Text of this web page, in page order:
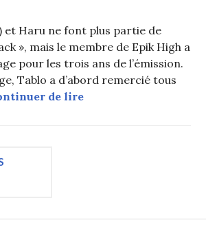
et Haru ne font plus partie de
», mais le membre de Epik High a
pour les trois ans de l’émission.
Tablo a d’abord remercié tous
de lireTablo (Epik High)